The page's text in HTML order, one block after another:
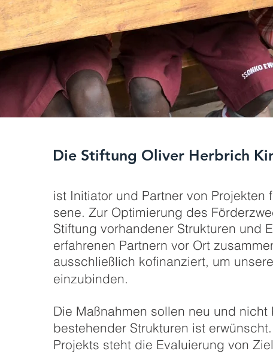
Die Stiftung Oliver Herbrich
ist Initiator und Partner von Projekten
sene. Zur Optimierung des
Stiftung vorhandener Strukturen und
erfahrenen Partnern vor Ort
ausschließlich kofinanziert, um
einzubinden.
Die Maßnahmen sollen neu und nicht
bestehender Strukturen ist er
Projekts steht die Evaluierung von Ziel